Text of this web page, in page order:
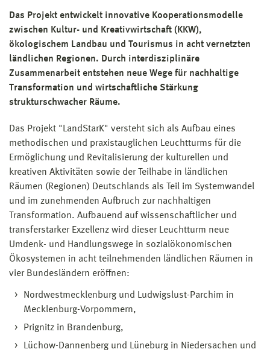
Das Projekt entwickelt innovative Kooperationsmodelle
zwischen Kultur- und Kreativwirtschaft (KKW),
ökologischem Landbau und Tourismus in acht vernetzten
ländlichen Regionen. Durch interdisziplinäre
Zusammenarbeit entstehen neue Wege für nachhaltige
Transformation und wirtschaftliche Stärkung
strukturschwacher Räume.
Das Projekt "LandStarK" versteht sich als Aufbau eines
methodischen und praxistauglichen Leuchtturms für die
Ermöglichung und Revitalisierung der kulturellen und
kreativen Aktivitäten sowie der Teilhabe in ländlichen
Räumen (Regionen) Deutschlands als Teil im Systemwandel
und im zunehmenden Aufbruch zur nachhaltigen
Transformation. Aufbauend auf wissenschaftlicher und
transferstarker Exzellenz wird dieser Leuchtturm neue
Umdenk- und Handlungswege in sozialökonomischen
Ökosystemen in acht teilnehmenden ländlichen Räumen in
vier Bundesländern eröffnen:
Nordwestmecklenburg und Ludwigslust-Parchim in
Mecklenburg-Vorpommern,
Prignitz in Brandenburg,
Lüchow-Dannenberg und Lüneburg in Niedersachen und